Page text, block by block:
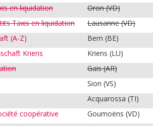
en liquidation
Oron(VD)
Taxis en liquidation
Lausanne(VD)
(A-Z)
Bern (BE)
Kriens
Kriens (LU)
Gais(AR)
Sion (VS)
Acquarossa (TI)
coopérative
Goumoëns (VD)